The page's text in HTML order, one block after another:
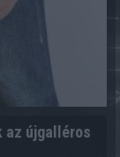
az újgalléros